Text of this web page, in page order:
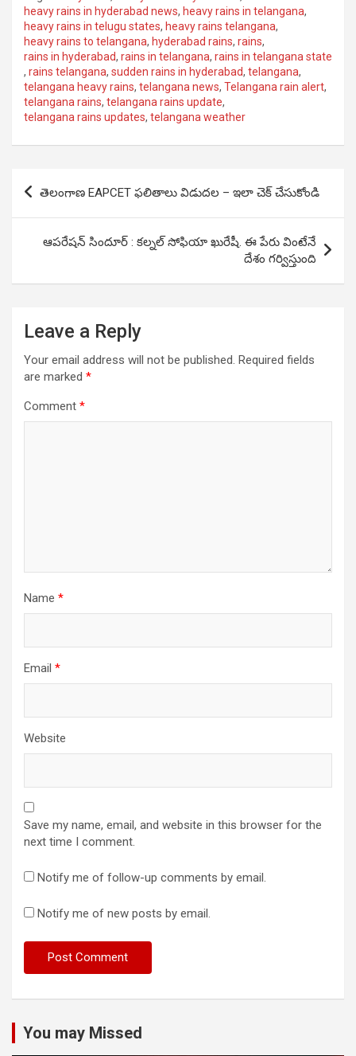
heavy rains in hyderabad news, heavy rains in telangana,
heavy rains in telugu states, heavy rains telangana,
heavy rains to telangana, hyderabad rains, rains,
rains in hyderabad, rains in telangana, rains in telangana state
, rains telangana, sudden rains in hyderabad, telangana,
telangana heavy rains, telangana news, Telangana rain alert,
telangana rains, telangana rains update,
telangana rains updates, telangana weather
Post
తెలంగాణ EAPCET ఫలితాలు విడుదల – ఇలా చెక్ చేసుకోండి
ఆపరేషన్ సిందూర్ : కల్నల్ సోఫియా ఖురేషీ. ఈ పేరు వింటేనే
దేశం గర్విస్తుంది
Leave a Reply
Your email address will not be published. Required fields
are marked *
Comment *
Name *
Email *
Website
Save my name, email, and website in this browser for the
next time I comment.
Notify me of follow-up comments by email.
Notify me of new posts by email.
You may Missed